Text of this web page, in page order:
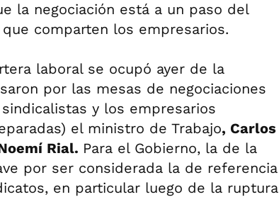
la negociación está a un paso del
comparten los empresarios.
laboral se ocupó ayer de la
por las mesas de negociaciones
y los empresarios
el ministro de Trabajo, Carlos
Rial. Para el Gobierno, la de la
por ser considerada la de referencia
en particular luego de la ruptura